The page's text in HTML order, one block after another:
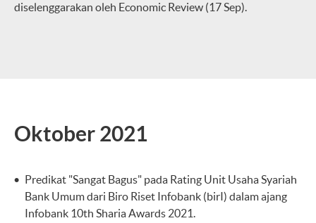
diselenggarakan oleh Economic Review (17 Sep).
Oktober 2021
Predikat "Sangat Bagus" pada Rating Unit Usaha Syariah
Bank Umum dari Biro Riset Infobank (birI) dalam ajang
Infobank 10th Sharia Awards 2021.